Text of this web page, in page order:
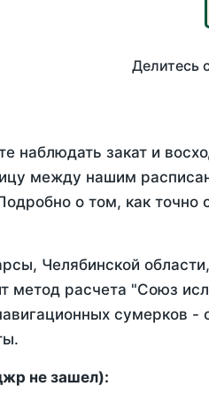
Делитесь
наблюдать закат и
между нашим
о том, как
Челябинской
метод расчета "Союз
сумерков
не зашел):